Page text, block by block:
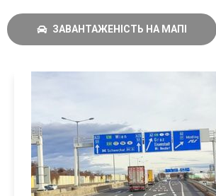
ЗАВАНТАЖЕНІСТЬ НА МАПІ